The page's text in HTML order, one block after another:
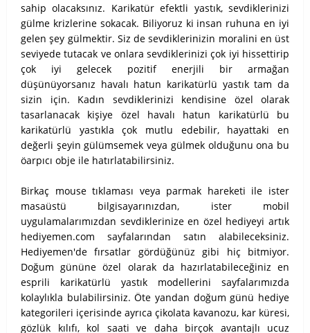
sahip olacaksınız. Karikatür efektli yastık, sevdiklerinizi
gülme krizlerine sokacak. Biliyoruz ki insan ruhuna en iyi
gelen şey gülmektir. Siz de sevdiklerinizin moralini en üst
seviyede tutacak ve onlara sevdiklerinizi çok iyi hissettirip
çok iyi gelecek pozitif enerjili bir armağan
düşünüyorsanız havalı hatun karikatürlü yastık tam da
sizin için. Kadın sevdiklerinizi kendisine özel olarak
tasarlanacak kişiye özel havalı hatun karikatürlü bu
karikatürlü yastıkla çok mutlu edebilir, hayattaki en
değerli şeyin gülümsemek veya gülmek olduğunu ona bu
öarpıcı obje ile hatırlatabilirsiniz.
Birkaç mouse tıklaması veya parmak hareketi ile ister
masaüstü bilgisayarınızdan, ister mobil
uygulamalarımızdan sevdiklerinize en özel hediyeyi artık
hediyemen.com sayfalarından satın alabileceksiniz.
Hediyemen'de fırsatlar gördüğünüz gibi hiç bitmiyor.
Doğum gününe özel olarak da hazırlatabileceğiniz en
esprili karikatürlü yastık modellerini sayfalarımızda
kolaylıkla bulabilirsiniz. Öte yandan doğum günü hediye
kategorileri içerisinde ayrıca çikolata kavanozu, kar küresi,
gözlük kılıfı, kol saati ve daha birçok avantajlı ucuz